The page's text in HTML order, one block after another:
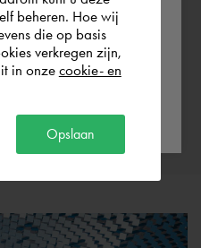
opgelost om een soepel
op tijd en binnen het
was volledig
het Redstone-project.
of the world
beheren. Hoe wij
die op basis
verkregen zijn,
in onze cookie- en
Opslaan